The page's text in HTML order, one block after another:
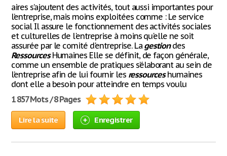
aires s’ajoutent des activités, tout aussi importantes pour
l’entreprise, mais moins exploitées comme : Le service
social Il assure le fonctionnement des activités sociales
et culturelles de l'entreprise à moins qu'elle ne soit
assurée par le comité d'entreprise. La gestiondes
RessourcesHumaines Elle se définit, de façon générale,
comme un ensemble de pratiques s’élaborant au sein de
l’entreprise afin de lui fournir les ressourceshumaines
dont elle a besoin pour atteindre en temps voulu
1 857 Mots / 8 Pages
Lire la suite Enregistrer